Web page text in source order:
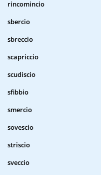
rincomincio
sbercio
sbreccio
scapriccio
scudiscio
sfibbio
smercio
sovescio
striscio
sveccio